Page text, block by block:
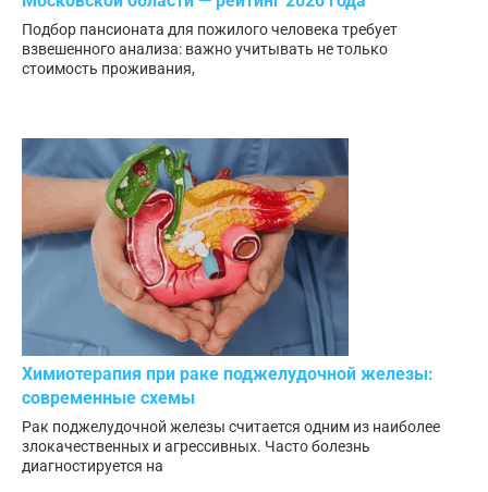
Подбор пансионата для пожилого человека требует
взвешенного анализа: важно учитывать не только
стоимость проживания,
Химиотерапия при раке поджелудочной железы:
современные схемы
Рак поджелудочной железы считается одним из наиболее
злокачественных и агрессивных. Часто болезнь
диагностируется на